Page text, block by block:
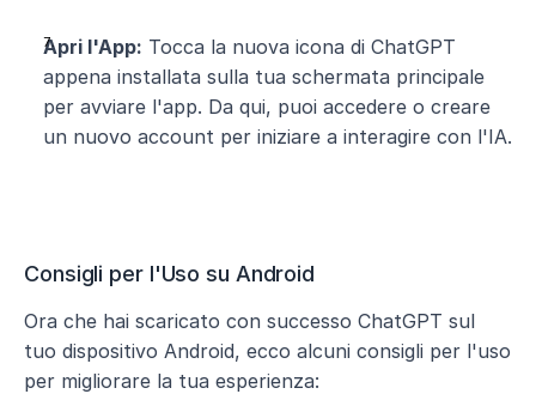
Apri l'App: Tocca la nuova icona di ChatGPT
appena installata sulla tua schermata principale
per avviare l'app. Da qui, puoi accedere o creare
un nuovo account per iniziare a interagire con l'IA.
Consigli per l'Uso su Android
Ora che hai scaricato con successo ChatGPT sul
tuo dispositivo Android, ecco alcuni consigli per l'uso
per migliorare la tua esperienza: